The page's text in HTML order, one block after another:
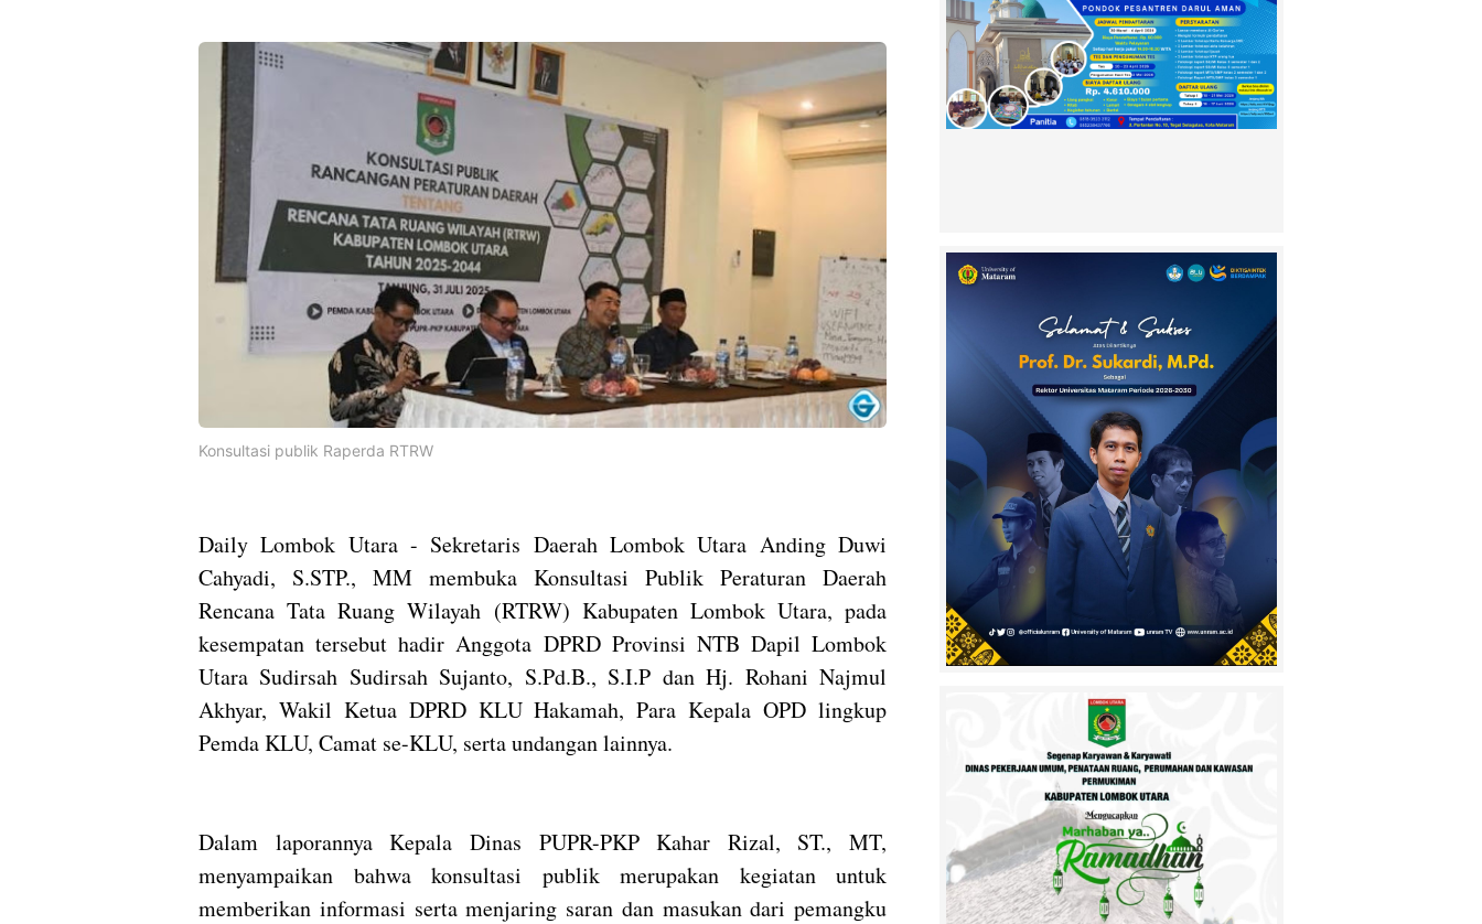
Konsultasi publik Raperda RTRW
Daily Lombok Utara - Sekretaris Daerah Lombok Utara Anding Duwi
Cahyadi, S.STP., MM membuka Konsultasi Publik Peraturan Daerah
Rencana Tata Ruang Wilayah (RTRW) Kabupaten Lombok Utara, pada
kesempatan tersebut hadir Anggota DPRD Provinsi NTB Dapil Lombok
Utara Sudirsah Sudirsah Sujanto, S.Pd.B., S.I.P dan Hj. Rohani Najmul
Akhyar, Wakil Ketua DPRD KLU Hakamah, Para Kepala OPD lingkup
Pemda KLU, Camat se-KLU, serta undangan lainnya.
Dalam laporannya Kepala Dinas PUPR-PKP Kahar Rizal, ST., MT,
menyampaikan bahwa konsultasi publik merupakan kegiatan untuk
memberikan informasi serta menjaring saran dan masukan dari pemangku